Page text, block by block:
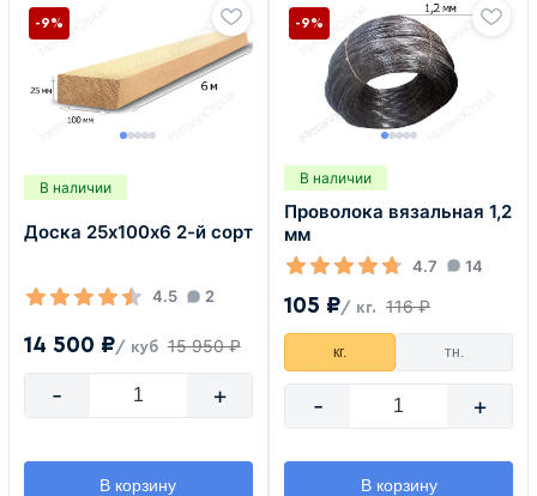
В наличии
Доска 25х100х6 2-й сорт
4.5 2
14 500 ₽/ куб 15 950 ₽
-9%
- +
В корзину
В наличии
Проволока вязальная 1,2
мм
4.7 14
105 ₽/ кг. 116 ₽
-9%
кг. тн.
- +
В корзину